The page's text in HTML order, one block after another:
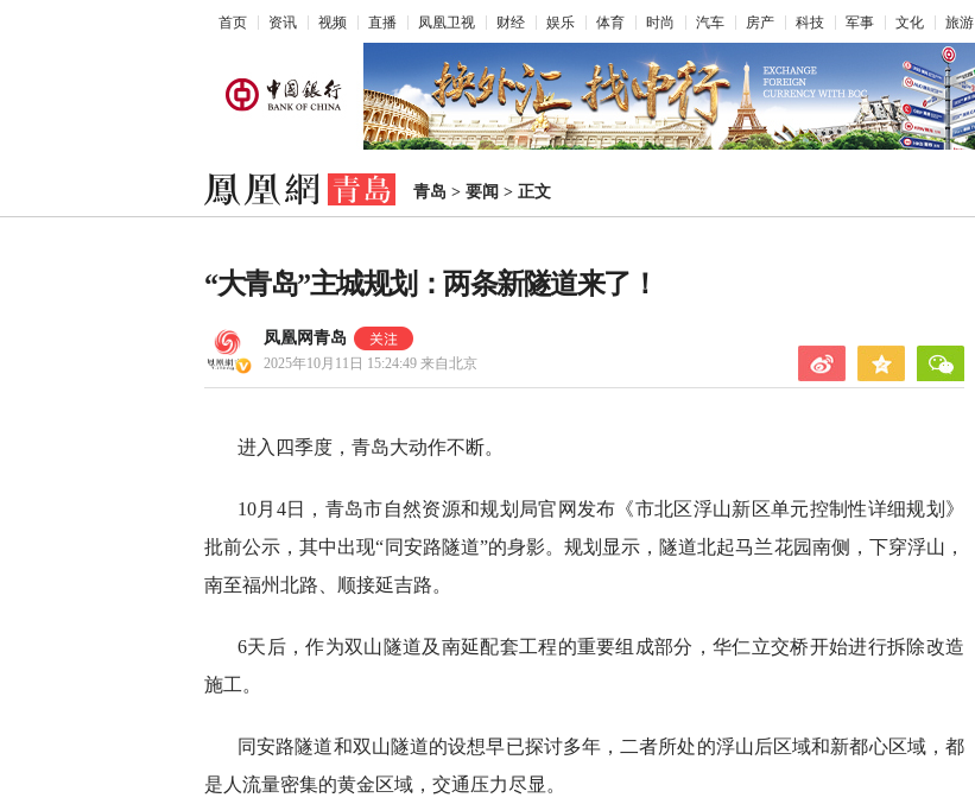
首页 资讯 视频 直播 凤凰卫视 财经 娱乐 体育 时尚 汽车 房产 科技 军事 文化 旅游
青岛 > 要闻 > 正文
“大青岛”主城规划：两条新隧道来了！
凤凰网青岛
2025年10月11日 15:24:49 来自北京
进入四季度，青岛大动作不断。
10月4日，青岛市自然资源和规划局官网发布《市北区浮山新区单元控制性详细规划》
批前公示，其中出现“同安路隧道”的身影。规划显示，隧道北起马兰花园南侧，下穿浮山，
南至福州北路、顺接延吉路。
6天后，作为双山隧道及南延配套工程的重要组成部分，华仁立交桥开始进行拆除改造
施工。
同安路隧道和双山隧道的设想早已探讨多年，二者所处的浮山后区域和新都心区域，都
是人流量密集的黄金区域，交通压力尽显。